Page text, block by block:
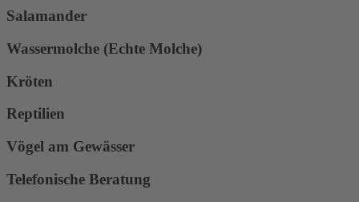
Salamander
Wassermolche (Echte Molche)
Kröten
Reptilien
Vögel am Gewässer
Telefonische Beratung